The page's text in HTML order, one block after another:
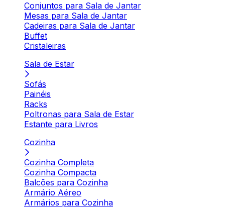
Conjuntos para Sala de Jantar
Mesas para Sala de Jantar
Cadeiras para Sala de Jantar
Buffet
Cristaleiras
Sala de Estar
Sofás
Painéis
Racks
Poltronas para Sala de Estar
Estante para Livros
Cozinha
Cozinha Completa
Cozinha Compacta
Balcões para Cozinha
Armário Aéreo
Armários para Cozinha